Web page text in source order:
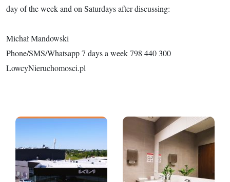
day of the week and on Saturdays after discussing:
Michał Mandowski
Phone/SMS/Whatsapp 7 days a week 798 440 300
LowcyNieruchomosci.pl